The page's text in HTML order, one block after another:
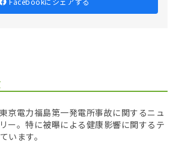
京電力福島第一発電所事故に関するニュ
ー。特に被曝による健康影響に関するテ
います。